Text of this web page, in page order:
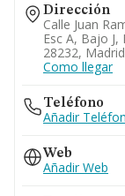
Dirección
Calle Juan
Esc A, Bajo
28232, Madrid
Como llegar
Teléfono
Añadir
Web
Añadir Web